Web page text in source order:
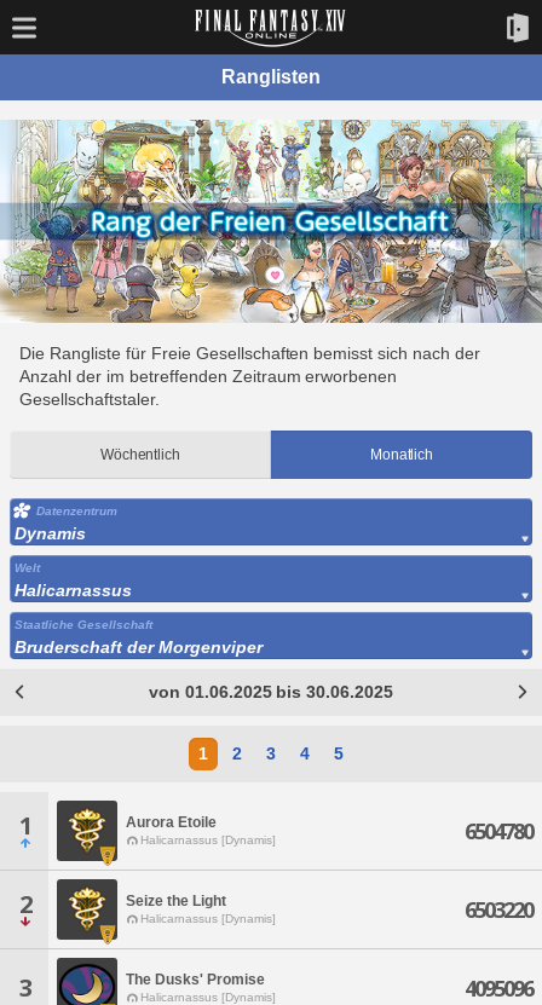
Ranglisten
Die Rangliste für Freie Gesellschaften bemisst sich nach der
Anzahl der im betreffenden Zeitraum erworbenen
Gesellschaftstaler.
Wöchentlich Monatlich
Datenzentrum
Dynamis
Welt
Halicarnassus
Staatliche Gesellschaft
Bruderschaft der Morgenviper
von 01.06.2025 bis 30.06.2025
1 2 3 4 5
1 Aurora Etoile
Halicarnassus [Dynamis] 6504780
2 Seize the Light
Halicarnassus [Dynamis] 6503220
3 The Dusks' Promise
Halicarnassus [Dynamis] 4095096